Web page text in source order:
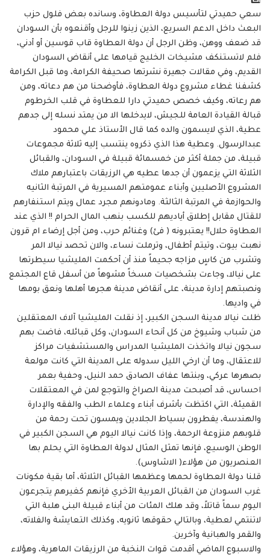
سعي حميدتي لتأسيس دولة العطاوة، وسانده بعض فلول حزب
البعث داخل الدعم السريع، الذين زينوا للرجل وأقنعوه بأن السودان
قد ضعف ووهن، وظن الرجل أن دولة العطاوة قاب قوسين أو أدني،
فلم لاتستنكف مشيخات الخليج قيامها على أنقاض السودان
القديم، وفي مقالات جهيرة نشرتها صحيفة الكرامة، وما قبل الكرامة
كشفنا غطاء مشروع دولة العطاوة، فأوضحنا من هم دعاته، ومن
هم رعاته، وكيف خصص حميدتي دارا للعطاوة في قلب الخرطوم
قبالة القيادة العامة للجيش، لايدخلها الا من يمتد نسله إلى جدهم
عطية، الذي لايسمون والده كما قال الأستاذ علي محمود
عبدالرسول. وعطية هذا الذي ذكروه ينتسب إليه ثلاثة مجموعات
قبيلة، من جملة أكثر من خمسمائة قبيلة في السودان، والقبائل
الثلاثة التي يزعمون أن جدها عطيه هي الرزيقات باعتبارهم ملاك
المشروع الأصليين وأبناء عمومتهم المسيرية في المرتبة الثانيه
والحوازمة في المرتبة الثالثة. ومادونهم مجرد عمال ويتم استنفارهم
للقتال مقابل إطلاق أياديهم للكسب بنهب المال الحرام !! الذي عند
العطاوة حلال!! يعتبرونه ( فئ) وغنائم حرب، ومن أجل إرضاء ام قرون
نهبت بيوت، وتيتم أطفال، وترملت نساء، والان تحصد نيالا المر
وتشرب من كاسٍ مزاجه جحيماً منذ أن أحكمت المليشيا سيطرتها
على نيالا، وجاءت بشخصيات مسخاً مشوهاً من أسفل قاع المجتمع
ونصبتهم إدارة مدينة، على أنقاض مدينة هجرها أهلها ونعق بومها
في واديها.
ظلت نيالا مدينة السجن الكبير، إذ نقلت المليشيا آلاف المعتقلين
من شباب وشيوخ من كل أنحاء السودان، وكل قبائله، فاضت بهم
سجون نيالا واتخذت المليشيا المدراس والمستشفيات مراكز
للاعتقال، وما أن ارخي الليل سدوله على المدينة التي كانت مولعة
بصهرها عركي، وبنتها عفاف الصادق حمد النيل، وحفية بعمر
احساس، قد أصبحت مدينة الصراخ والتوجع لمن في المعتقلات
القميئة، التي اكتظت بأشرف أبناء وعلماء الطب والفقه والإدارة
والهندسة، يفطرون بسياط الجلادين ويمسون تحت رحمة من
قلوبهم منزوعة الرحمة، وإذا كانت نيالا اليوم هي السجن الكبير في
الوطن الوسيع، فإنها تمثل المثال لدولة العطاوة التي يحلم بها
العنصريون من هؤلاء( الاشاوس).
قلنا دولة العطاوة لحمها وعظمها القبائل الثلاثة، أما بقية مكونات
غرب السودان من القبائل العربية الأخري فإنهم كغيرهم يتجرعون
اليوم سماً قاتلاً، وقد هلك المئات من أبناء قبيلة البنى هلبة التي
لاتنتمي لعطية، وبالتالي حقوقها ثانويه، وكذلك التعايشة والفلاته،
والقمر والهبانية وآخرين.
والاسبوع الماضي أقدمت قوات النخبة من الرزيقات الماهرية، وهؤلاء